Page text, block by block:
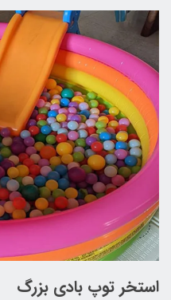
استخر توپ بادی بزرگ